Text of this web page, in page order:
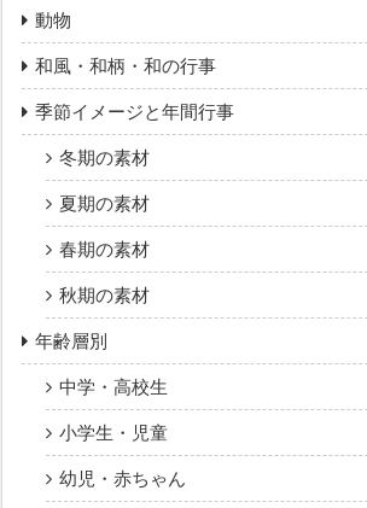
動物
和風・和柄・和の行事
季節イメージと年間行事
冬期の素材
夏期の素材
春期の素材
秋期の素材
年齢層別
中学・高校生
小学生・児童
幼児・赤ちゃん